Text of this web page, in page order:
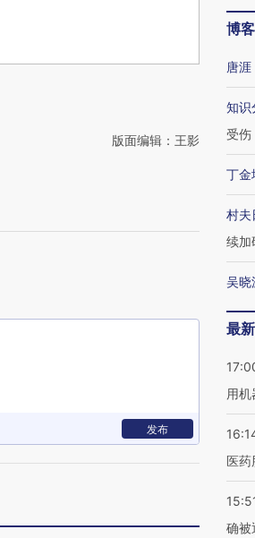
版面编辑：王影
发布
博客
唐涯
知识
受伤
丁金
村夫
续加
吴晓
最
用机
医药
确被